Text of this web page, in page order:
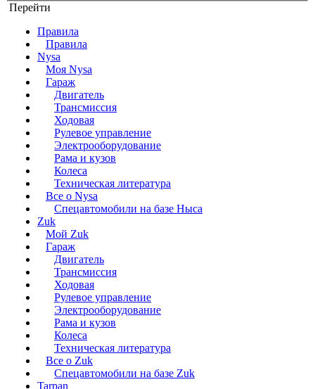
Перейти
Правила
Правила
Nysa
Моя Nysa
Гараж
Двигатель
Трансмиссия
Ходовая
Рулевое управление
Электрооборудование
Рама и кузов
Колеса
Техническая литература
Все о Nysa
Спецавтомобили на базе Ныса
Zuk
Мой Zuk
Гараж
Двигатель
Трансмиссия
Ходовая
Рулевое управление
Электрооборудование
Рама и кузов
Колеса
Техническая литература
Все о Zuk
Спецавтомобили на базе Zuk
Tarpan